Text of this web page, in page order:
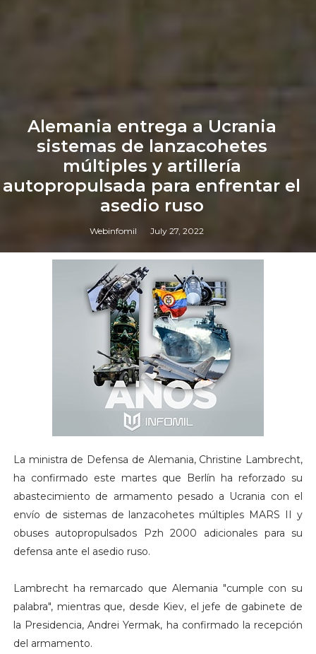
Alemania entrega a Ucrania
sistemas de lanzacohetes
múltiples y artillería
autopropulsada para enfrentar el
asedio ruso
Webinfomil July 27, 2022
La ministra de Defensa de Alemania, Christine Lambrecht,
ha confirmado este martes que Berlín ha reforzado su
abastecimiento de armamento pesado a Ucrania con el
envío de sistemas de lanzacohetes múltiples MARS II y
obuses autopropulsados Pzh 2000 adicionales para su
defensa ante el asedio ruso.
Lambrecht ha remarcado que Alemania "cumple con su
palabra", mientras que, desde Kiev, el jefe de gabinete de
la Presidencia, Andrei Yermak, ha confirmado la recepción
del armamento.